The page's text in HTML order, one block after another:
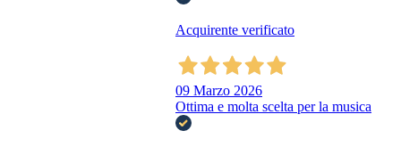
Acquirente verificato
09 Marzo 2026
Ottima e molta scelta per la musica